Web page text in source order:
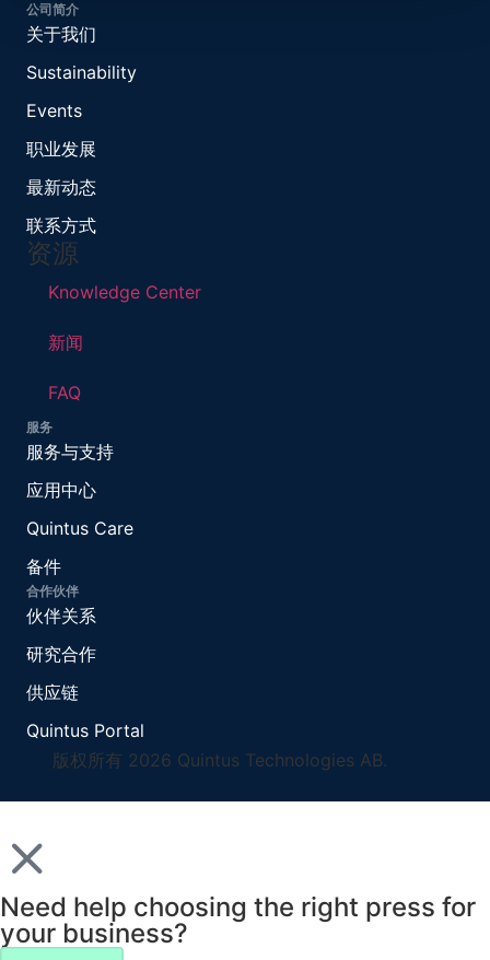
公司简介
关于我们
Sustainability
Events
职业发展
最新动态
联系方式
资源
Knowledge Center
新闻
FAQ
服务
服务与支持
应用中心
Quintus Care
备件
合作伙伴
伙伴关系
研究合作
供应链
Quintus Portal
版权所有 2026 Quintus Technologies AB.
Need help choosing the right press for
your business?